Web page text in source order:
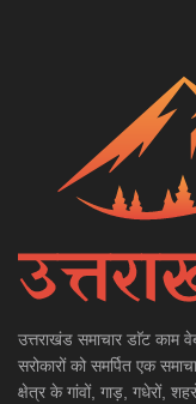
उत्तराखंड समाचार डाॅट काम
सरोकारों को समर्पित एक
क्षेत्र के गांवों, गाड़, गधेरों,